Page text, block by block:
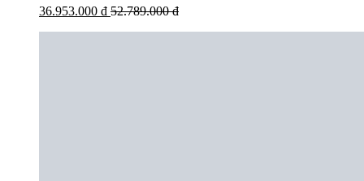
36.953.000 đ 52.789.000 đ